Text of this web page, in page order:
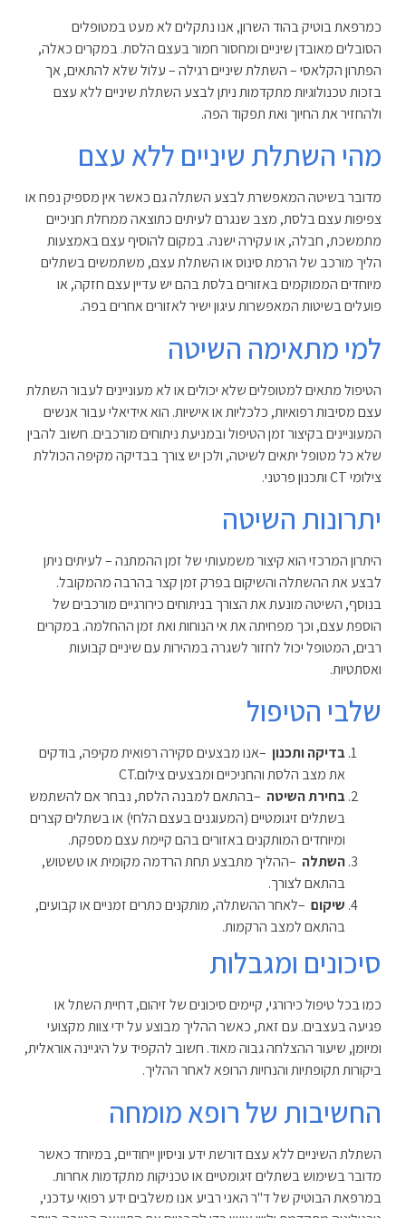
כמרפאת בוטיק בהוד השרון, אנו נתקלים לא מעט במטופלים
הסובלים מאובדן שיניים ומחסור חמור בעצם הלסת. במקרים כאלה,
הפתרון הקלאסי – השתלת שיניים רגילה – עלול שלא להתאים, אך
בזכות טכנולוגיות מתקדמות ניתן לבצע השתלת שיניים ללא עצם
ולהחזיר את החיוך ואת תפקוד הפה.
מהי השתלת שיניים ללא עצם
מדובר בשיטה המאפשרת לבצע השתלה גם כאשר אין מספיק נפח או
צפיפות עצם בלסת, מצב שנגרם לעיתים כתוצאה ממחלת חניכיים
מתמשכת, חבלה, או עקירה ישנה. במקום להוסיף עצם באמצעות
הליך מורכב של הרמת סינוס או השתלת עצם, משתמשים בשתלים
מיוחדים הממוקמים באזורים בלסת בהם יש עדיין עצם חזקה, או
פועלים בשיטות המאפשרות עיגון ישיר לאזורים אחרים בפה.
למי מתאימה השיטה
הטיפול מתאים למטופלים שלא יכולים או לא מעוניינים לעבור השתלת
עצם מסיבות רפואיות, כלכליות או אישיות. הוא אידיאלי עבור אנשים
המעוניינים בקיצור זמן הטיפול ובמניעת ניתוחים מורכבים. חשוב להבין
שלא כל מטופל יתאים לשיטה, ולכן יש צורך בבדיקה מקיפה הכוללת
צילומיCTותכנון פרטני.
יתרונות השיטה
היתרון המרכזי הוא קיצור משמעותי של זמן ההמתנה – לעיתים ניתן
לבצע את ההשתלה והשיקום בפרק זמן קצר בהרבה מהמקובל.
בנוסף, השיטה מונעת את הצורך בניתוחים כירורגיים מורכבים של
הוספת עצם, וכך מפחיתה את אי הנוחות ואת זמן ההחלמה. במקרים
רבים, המטופל יכול לחזור לשגרה במהירות עם שיניים קבועות
ואסתטיות.
שלבי הטיפול
בדיקה ותכנון –אנו מבצעים סקירה רפואית מקיפה, בודקים
את מצב הלסת והחניכיים ומבצעים צילוםCT.
בחירת השיטה –בהתאם למבנה הלסת, נבחר אם להשתמש
בשתלים זיגומטיים (המעוגנים בעצם הלחי) או בשתלים קצרים
ומיוחדים המותקנים באזורים בהם קיימת עצם מספקת.
השתלה –ההליך מתבצע תחת הרדמה מקומית או טשטוש,
בהתאם לצורך.
שיקום –לאחר ההשתלה, מותקנים כתרים זמניים או קבועים,
בהתאם למצב הרקמות.
סיכונים ומגבלות
כמו בכל טיפול כירורגי, קיימים סיכונים של זיהום, דחיית השתל או
פגיעה בעצבים. עם זאת, כאשר ההליך מבוצע על ידי צוות מקצועי
ומיומן, שיעור ההצלחה גבוה מאוד. חשוב להקפיד על היגיינה אוראלית,
ביקורות תקופתיות והנחיות הרופא לאחר ההליך.
החשיבות של רופא מומחה
השתלת השיניים ללא עצם דורשת ידע וניסיון ייחודיים, במיוחד כאשר
מדובר בשימוש בשתלים זיגומטיים או טכניקות מתקדמות אחרות.
במרפאת הבוטיק של ד"ר האני רביע אנו משלבים ידע רפואי עדכני,